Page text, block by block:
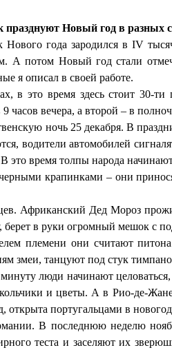
празднуют Новый год в разных
года зародился в IV
А потом Новый год стали
я описал в своей работе.
в это время здесь стоит 30-
часов вечера, а второй – в
ночь 25 декабря. В
водители автомобилей
время толпы народа начинают
крапинками – они
Африканский Дед Мороз
в руки огромный мешок с
племени они считают
змеи, танцуют под стук
люди начинают
и цветы. А в Рио-де-
открыта португальцами в
В последнюю неделю
теста и заселяют их